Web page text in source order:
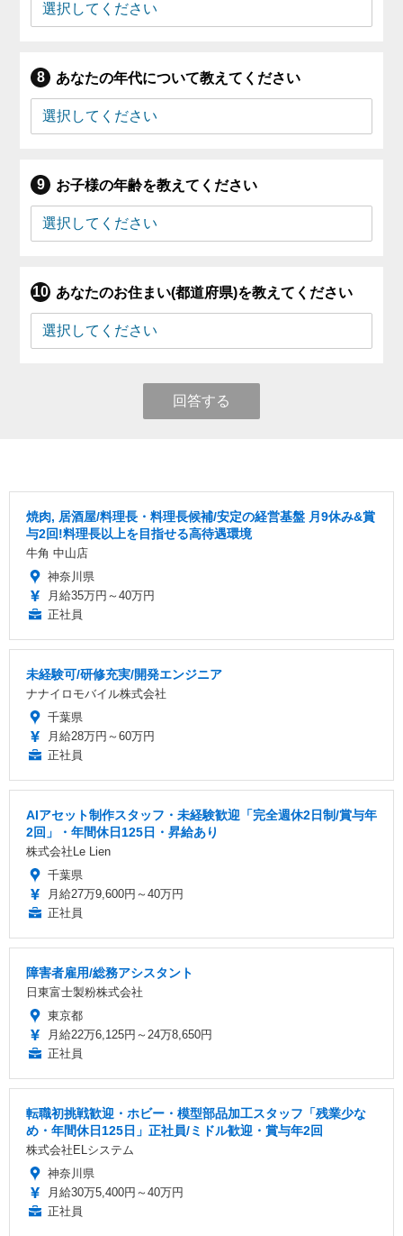
あなたの年代について教えてください
お子様の年齢を教えてください
あなたのお住まい(都道府県)を教えてください
回答する
焼肉, 居酒屋/料理長・料理長候補/安定の経営基盤 月9休み&賞
与2回!料理長以上を目指せる高待遇環境
牛角 中山店
神奈川県
月給35万円～40万円
正社員
未経験可/研修充実/開発エンジニア
ナナイロモバイル株式会社
千葉県
月給28万円～60万円
正社員
AIアセット制作スタッフ・未経験歓迎「完全週休2日制/賞与年
2回」・年間休日125日・昇給あり
株式会社Le Lien
千葉県
月給27万9,600円～40万円
正社員
障害者雇用/総務アシスタント
日東富士製粉株式会社
東京都
月給22万6,125円～24万8,650円
正社員
転職初挑戦歓迎・ホビー・模型部品加工スタッフ「残業少な
め・年間休日125日」正社員/ミドル歓迎・賞与年2回
株式会社ELシステム
神奈川県
月給30万5,400円～40万円
正社員